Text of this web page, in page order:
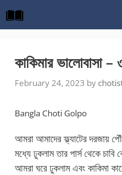
to
content
কাকিমার ভালোবাসা –
February 24, 2023 by
Bangla Choti Golpo
আমরা আমাদের ফ্ল্যাটের দরজায়
মধ্যে ঢুকলাম তার পার্স থেকে
আমরা ঘরে ঢুকলাম এবং কাকিমা